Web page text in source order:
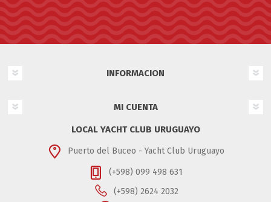
INFORMACION
MI CUENTA
LOCAL YACHT CLUB URUGUAYO
Puerto del Buceo - Yacht Club Uruguayo
(+598) 099 498 631
(+598) 2624 2032